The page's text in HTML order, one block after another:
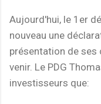
Aujourd'hui, le 1er
nouveau une
présentation de ses
venir. Le PDG
investisseurs que: